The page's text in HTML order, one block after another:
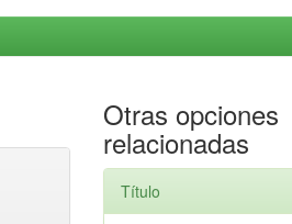
Otras opciones
relacionadas
Título